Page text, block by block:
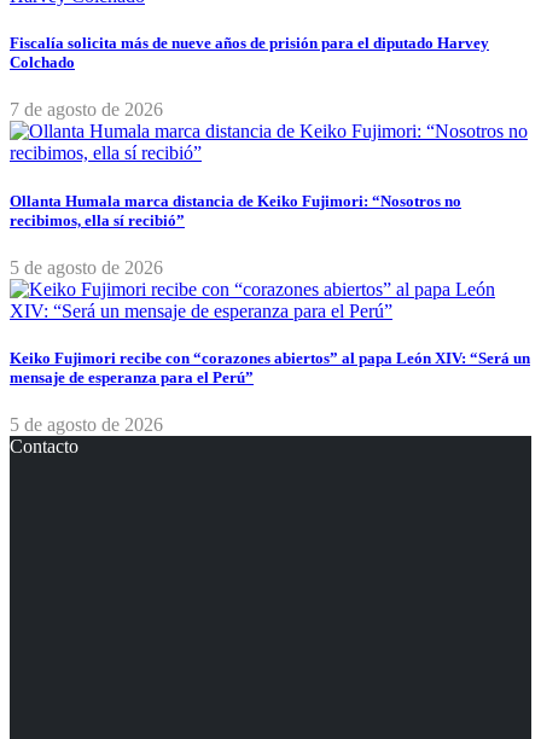
Fiscalía solicita más de nueve años de prisión para el diputado Harvey
Colchado
7 de agosto de 2026
Ollanta Humala marca distancia de Keiko Fujimori: “Nosotros no
recibimos, ella sí recibió”
5 de agosto de 2026
Keiko Fujimori recibe con “corazones abiertos” al papa León XIV: “Será un
mensaje de esperanza para el Perú”
5 de agosto de 2026
Contacto